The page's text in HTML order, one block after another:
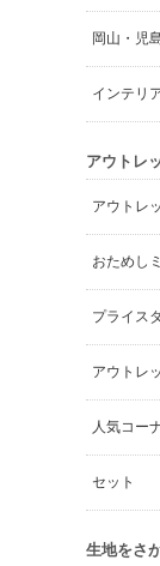
岡山・児
インテリ
アウトレ
アウトレ
おためし
プライス
アウトレ
人気コー
セット
生地をさ